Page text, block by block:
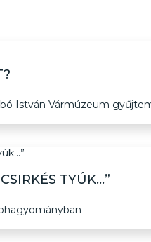
István Vármúzeum
TYÚK...”